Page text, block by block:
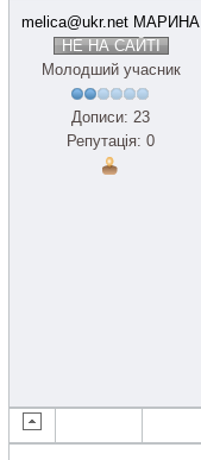
melica@ukr.net МАРИНА
НЕ НА САЙТІ
Молодший учасник
Дописи: 23
Репутація: 0